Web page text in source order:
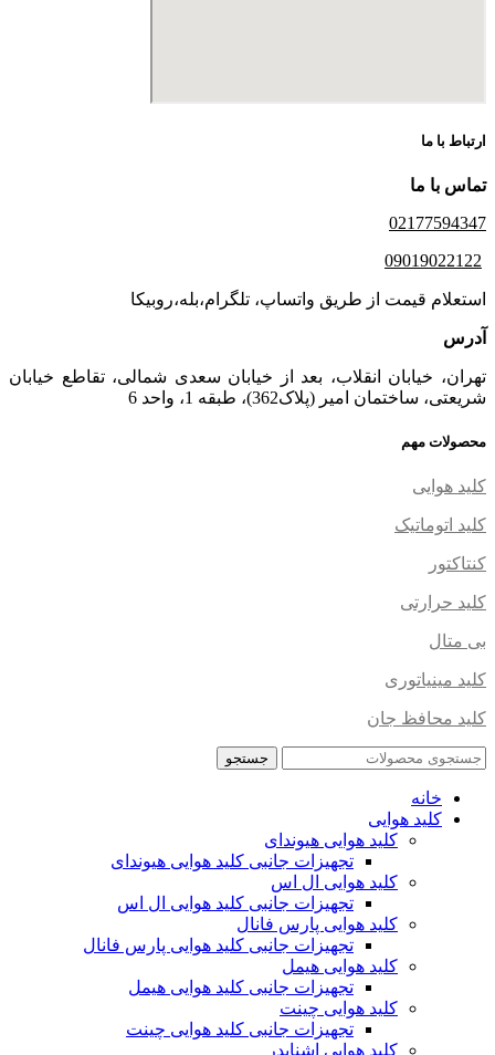
ارتباط با ما
تماس با ما
02177594347
09019022122
استعلام قیمت از طریق واتساپ، تلگرام،بله،روبیکا
آدرس
تهران، خیابان انقلاب، بعد از خیابان سعدی شمالی، تقاطع خیابان
شریعتی، ساختمان امیر (پلاک362)، طبقه 1، واحد 6
محصولات مهم
کلید هوایی
کلید اتوماتیک
کنتاکتور
کلید حرارتی
بی متال
کلید مینیاتوری
کلید محافظ جان
جستجو
خانه
کلید هوایی
کلید هوایی هیوندای
تجهیزات جانبی کلید هوایی هیوندای
کلید هوایی ال اس
تجهیزات جانبی کلید هوایی ال اس
کلید هوایی پارس فانال
تجهیزات جانبی کلید هوایی پارس فانال
کلید هوایی هیمل
تجهیزات جانبی کلید هوایی هیمل
کلید هوایی چینت
تجهیزات جانبی کلید هوایی چینت
کلید هوایی اشنایدر